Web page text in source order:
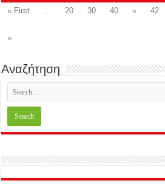
« First ... 20 30 40 « 42
»
Αναζήτηση